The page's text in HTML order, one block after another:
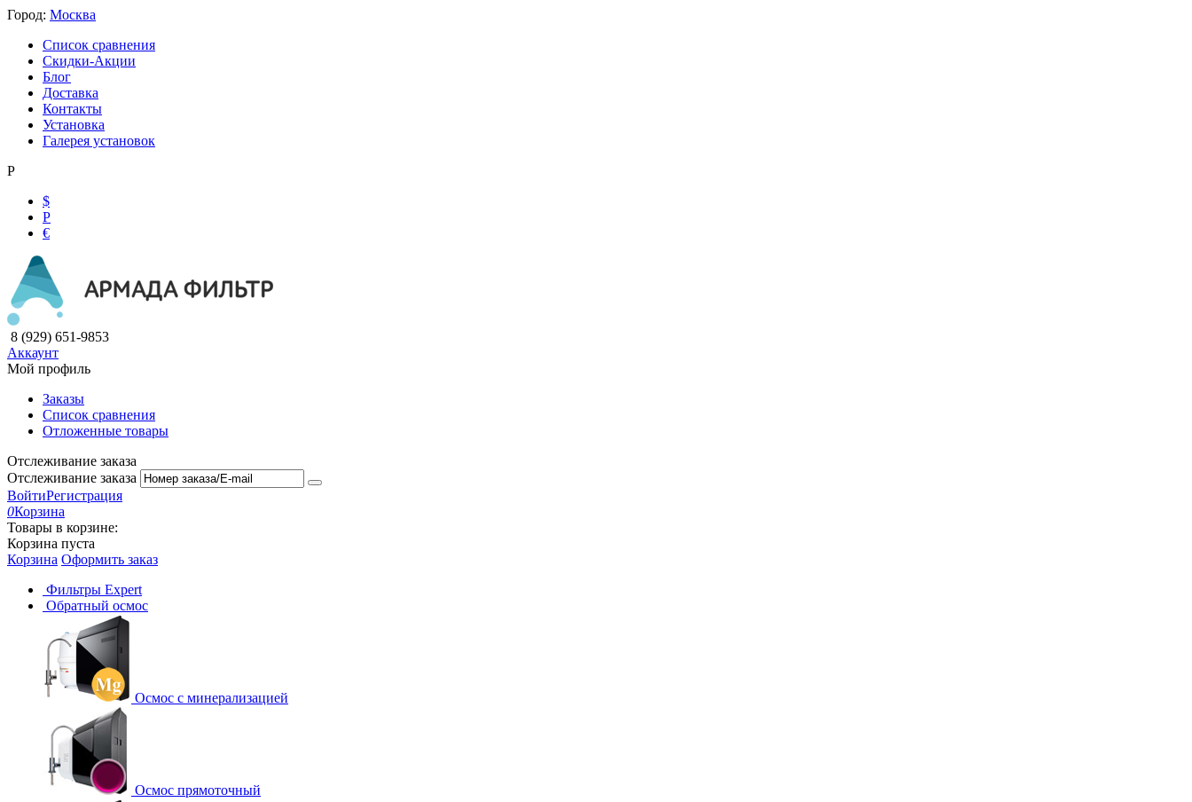
Город: Москва
Список сравнения
Скидки-Акции
Блог
Доставка
Контакты
Установка
Галерея установок
Р
$
Р
€
8 (929) 651-9853
Аккаунт
Мой профиль
Заказы
Список сравнения
Отложенные товары
Отслеживание заказа
Отслеживание заказа
ВойтиРегистрация
0Корзина
Товары в корзине:
Корзина пуста
Корзина Оформить заказ
Фильтры Expert
Обратный осмос
Осмос с минерализацией
Осмос прямоточный